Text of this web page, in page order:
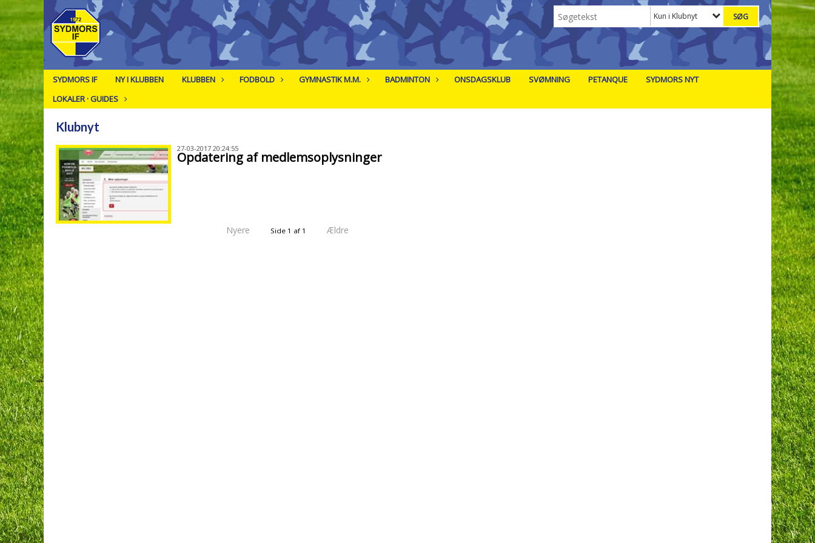
Kun i Klubnyt
SYDMORS IF NY I KLUBBEN KLUBBEN FODBOLD GYMNASTIK M.M. BADMINTON ONSDAGSKLUB SVØMNING PETANQUE
SYDMORS NYT
LOKALER · GUIDES
Klubnyt
27-03-2017 20:24:55
Opdatering af medlemsoplysninger
Nyere Side 1 af 1 Ældre